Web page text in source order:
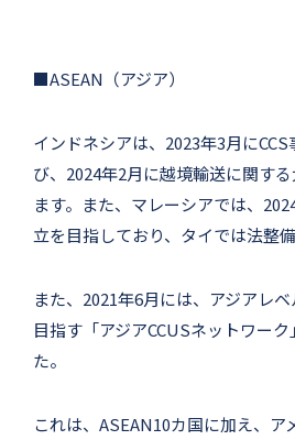
■ASEAN（アジア）
インドネシアは、2023年3月に
び、2024年2月に越境輸送に関す
ます。また、マレーシアでは、
立を目指しており、タイでは法整
また、2021年6月には、アジアレ
目指す「アジアCCUSネットワー
た。
これは、ASEAN10カ国に加え、ア